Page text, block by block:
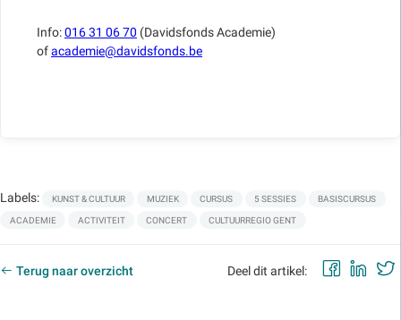
Info:016 31 06 70 (Davidsfonds Academie)
ofacademie@davidsfonds.be
Labels: KUNST & CULTUUR MUZIEK CURSUS 5 SESSIES BASISCURSUS
ACADEMIE ACTIVITEIT CONCERT CULTUURREGIO GENT
Terug naar overzicht Deel dit artikel: